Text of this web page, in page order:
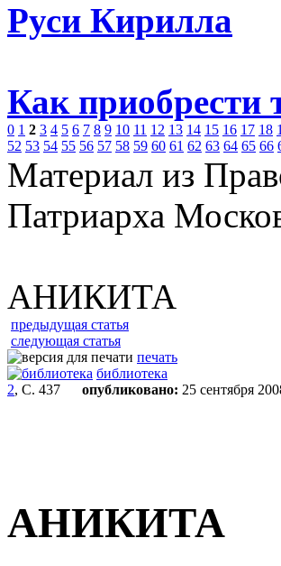
Руси Кирилла
Как приобрести
0 1 2 3 4 5 6 7 8 9 10 11 12 13 14 15 16 17 18
52 53 54 55 56 57 58 59 60 61 62 63 64 65 66
Материал из
Патриарха
АНИКИТА
предыдущая статья
следующая статья
печать
библиотека
2, С. 437 опубликовано: 25 сентября
АНИКИТА